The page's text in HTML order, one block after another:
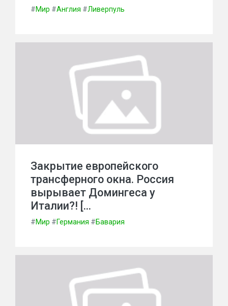
#Мир #Англия #Ливерпуль
Закрытие европейского
трансферного окна. Россия
вырывает Домингеса у
Италии?! […
#Мир #Германия #Бавария